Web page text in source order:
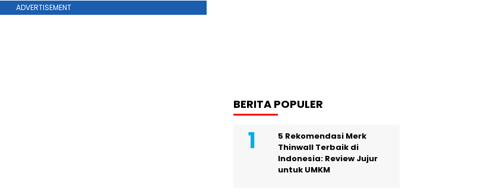
ADVERTISEMENT
BERITA POPULER
5 Rekomendasi Merk
Thinwall Terbaik di
Indonesia: Review Jujur
untuk UMKM